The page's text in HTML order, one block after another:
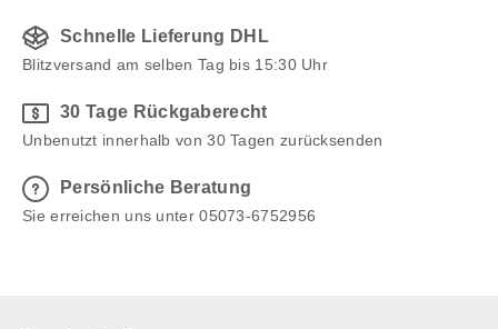
Schnelle Lieferung DHL
Blitzversand am selben Tag bis 15:30 Uhr
30 Tage Rückgaberecht
Unbenutzt innerhalb von 30 Tagen zurücksenden
Persönliche Beratung
Sie erreichen uns unter 05073-6752956